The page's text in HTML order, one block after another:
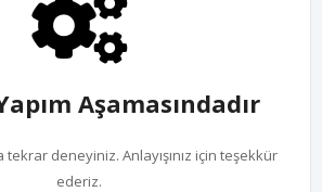
Aşamasındadır
deneyiniz. Anlayışınız için teşekkür
ederiz.